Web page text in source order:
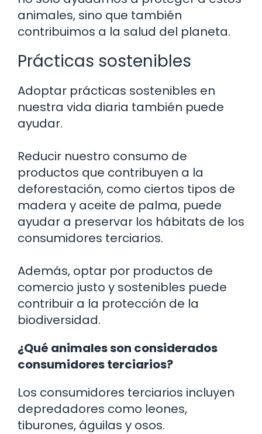
animales, sino que también
contribuimos a la salud del planeta.
Prácticas sostenibles
Adoptar prácticas sostenibles en
nuestra vida diaria también puede
ayudar.
Reducir nuestro consumo de
productos que contribuyen a la
deforestación, como ciertos tipos de
madera y aceite de palma, puede
ayudar a preservar los hábitats de los
consumidores terciarios.
Además, optar por productos de
comercio justo y sostenibles puede
contribuir a la protección de la
biodiversidad.
¿Qué animales son considerados
consumidores terciarios?
Los consumidores terciarios incluyen
depredadores como leones,
tiburones, águilas y osos.